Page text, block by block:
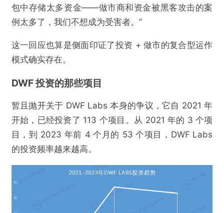
包中存储太多资金——做市商和资金被黑客攻击的案
例太多了，我们不想成为受害者。”
这一回应也算是侧面印证了投资 + 做市的复合型运作
模式确实存在。
DWF 投资的那些项目
暂且抛开关于 DWF Labs 本身的争议，它自 2021 年
开始，已经投资了 113 个项目。从 2021 年的 3 个项
目，到 2023 年前 4 个月的 53 个项目，DWF Labs
的投资频率越来越高。